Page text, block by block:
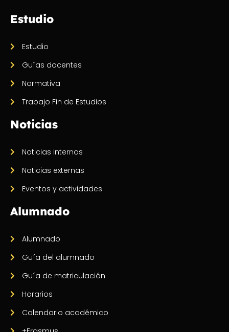
Estudio
Estudio
Guías docentes
Normativa
Trabajo Fin de Estudios
Noticias
Noticias internas
Noticias externas
Eventos y actividades
Alumnado
Alumnado
Guía del alumnado
Guía de matriculación
Horarios
Calendario académico